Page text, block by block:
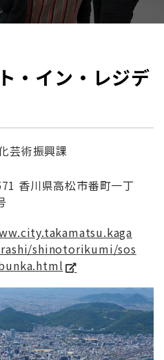
・イン・レジデ
芸術振興課
香川県高松市番町一丁
shinotorikumi/sos